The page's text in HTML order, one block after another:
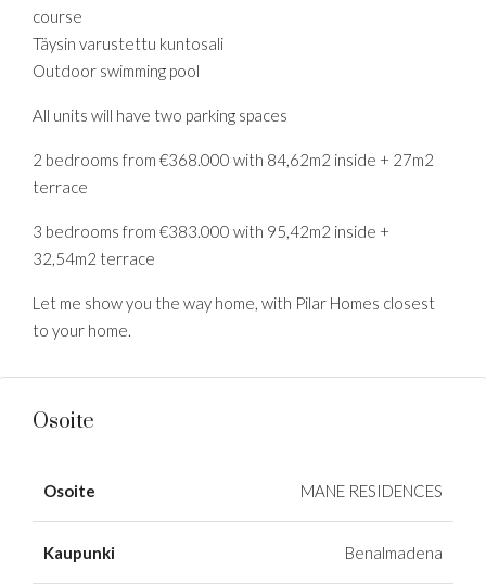
course
Täysin varustettu kuntosali
Outdoor swimming pool
All units will have two parking spaces
2 bedrooms from €368.000 with 84,62m2 inside + 27m2
terrace
3 bedrooms from €383.000 with 95,42m2 inside +
32,54m2 terrace
Let me show you the way home, with Pilar Homes closest
to your home.
Osoite
Osoite MANE RESIDENCES
Kaupunki Benalmadena